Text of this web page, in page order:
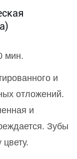
мин.
и
отложений.
и
Зубы